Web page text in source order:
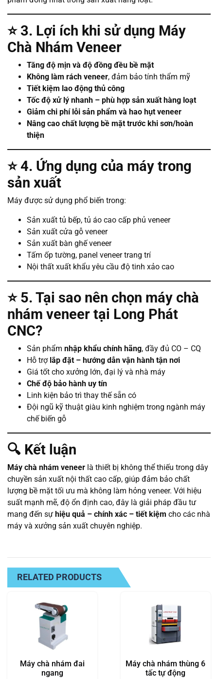
⭐ 3. Lợi ích khi sử dụng Máy
Chà Nhám Veneer
Tăng độ mịn và độ đồng đều bề mặt
Không làm rách veneer, đảm bảo tính thẩm mỹ
Tiết kiệm lao động thủ công
Tốc độ xử lý nhanh – phù hợp sản xuất hàng loạt
Giảm chi phí lỗi sản phẩm và hao hụt veneer
Nâng cao chất lượng bề mặt trước khi sơn/hoàn
thiện
⭐4. Ứng dụng của máy trong
sản xuất
Máy được sử dụng phổ biến trong:
Sản xuất tủ bếp, tủ áo cao cấp phủ veneer
Sản xuất cửa gỗ veneer
Sản xuất bàn ghế veneer
Tấm ốp tường, panel veneer trang trí
Nội thất xuất khẩu yêu cầu độ tinh xảo cao
⭐ 5. Tại sao nên chọn máy chà
nhám veneer tại Long Phát
CNC?
Sản phẩm nhập khẩu chính hãng, đầy đủ CO – CQ
Hỗ trợ lắp đặt – hướng dẫn vận hành tận nơi
Giá tốt cho xưởng lớn, đại lý và nhà máy
Chế độ bảo hành uy tín
Linh kiện bảo trì thay thế sẵn có
Đội ngũ kỹ thuật giàu kinh nghiệm trong ngành máy
chế biến gỗ
🔍 Kết luận
Máy chà nhám veneer là thiết bị không thể thiếu trong dây
chuyền sản xuất nội thất cao cấp, giúp đảm bảo chất
lượng bề mặt tối ưu mà không làm hỏng veneer. Với hiệu
suất mạnh mẽ, độ ổn định cao, đây là giải pháp đầu tư
mang đến sự hiệu quả – chính xác – tiết kiệm cho các nhà
máy và xưởng sản xuất chuyên nghiệp.
RELATED PRODUCTS
Máy chà nhám đai
ngang
Máy chà nhám thùng 6
tấc tự động